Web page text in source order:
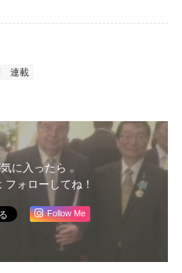
連載
に入ったら
フォローしてね！
Follow Me